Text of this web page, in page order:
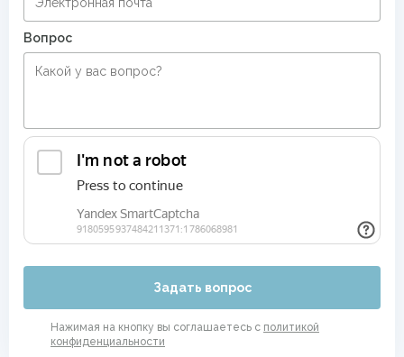
Вопрос
Задать вопрос
Нажимая на кнопку вы соглашаетесь с политикой
конфиденциальности